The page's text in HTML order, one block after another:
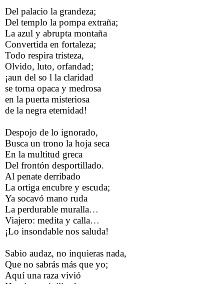
Del palacio la grandeza;
Del templo la pompa extraña;
La azul y abrupta montaña
Convertida en fortaleza;
Todo respira tristeza,
Olvido, luto, orfandad;
¡aun del so l la claridad
se torna opaca y medrosa
en la puerta misteriosa
de la negra eternidad!
Despojo de lo ignorado,
Busca un trono la hoja seca
En la multitud greca
Del frontón desportillado.
Al penate derribado
La ortiga encubre y escuda;
Ya socavó mano ruda
La perdurable muralla…
Viajero: medita y calla…
¡Lo insondable nos saluda!
Sabio audaz, no inquieras nada,
Que no sabrás más que yo;
Aquí una raza vivió